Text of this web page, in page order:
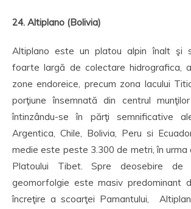
24. Altiplano (Bolivia)
Altiplano este un platou alpin înalt şi
foarte largă de colectare hidrografica,
zone endoreice, precum zona lacului
porţiune însemnată din centrul
întinzându-se în părţi semnificative
Argentica, Chile, Bolivia, Peru si
medie este peste 3.300 de metri, în urma
Platoului Tibet. Spre deosebire
geomorfolgie este masiv predominant
încreţire a scoarţei Pamantului,